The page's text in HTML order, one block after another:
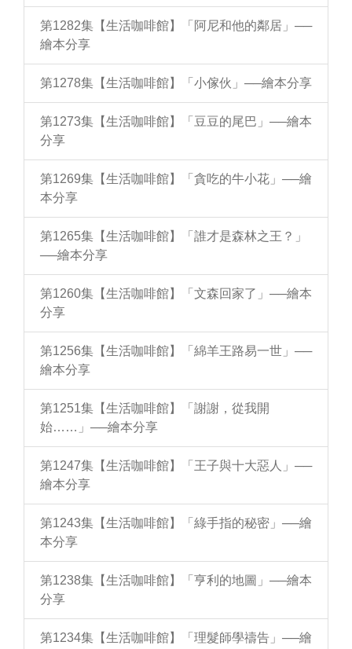
第1282集【生活咖啡館】「阿尼和他的鄰居」──
繪本分享
第1278集【生活咖啡館】「小傢伙」──繪本分享
第1273集【生活咖啡館】「豆豆的尾巴」──繪本
分享
第1269集【生活咖啡館】「貪吃的牛小花」──繪
本分享
第1265集【生活咖啡館】「誰才是森林之王？」
──繪本分享
第1260集【生活咖啡館】「文森回家了」──繪本
分享
第1256集【生活咖啡館】「綿羊王路易一世」──
繪本分享
第1251集【生活咖啡館】「謝謝，從我開
始……」──繪本分享
第1247集【生活咖啡館】「王子與十大惡人」──
繪本分享
第1243集【生活咖啡館】「綠手指的秘密」──繪
本分享
第1238集【生活咖啡館】「亨利的地圖」──繪本
分享
第1234集【生活咖啡館】「理髮師學禱告」──繪